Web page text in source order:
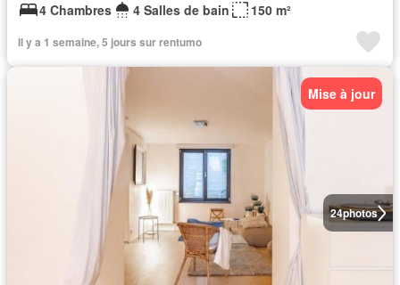
4 Chambres
4 Salles de bain 150 m²
Il y a 1 semaine, 5 jours sur rentumo
24photos
Mise à jour